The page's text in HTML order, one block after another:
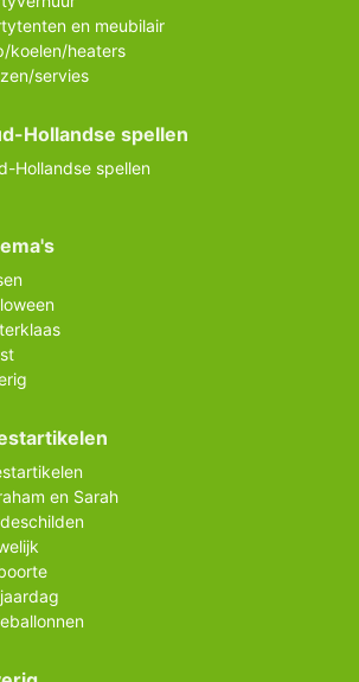
en meubilair
koelen/heaters
servies
Hollandse spellen
Hollandse spellen
en Sarah